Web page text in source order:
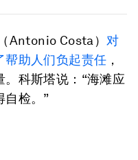
Antonio Costa）对
帮助人们负起责任 ，
科斯塔说：“海滩应
自检。”